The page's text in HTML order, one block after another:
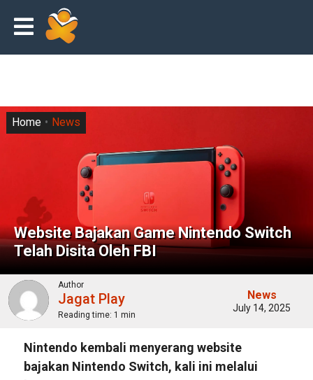
Website Bajakan Game Nintendo Switch
Telah Disita Oleh FBI
Home News
Author
Jagat Play
Reading time: 1 min
News
July 14, 2025
Nintendo kembali menyerang website
bajakan Nintendo Switch, kali ini melalui